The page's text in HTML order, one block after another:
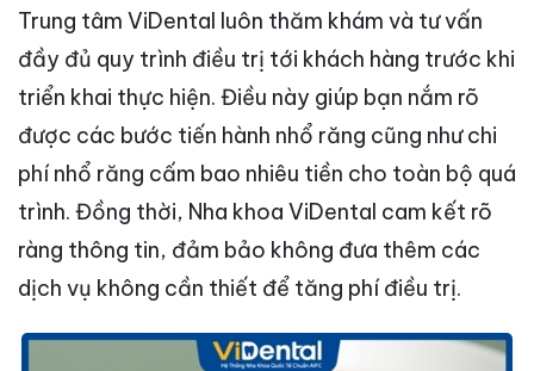
Trung tâm ViDental luôn thăm khám và tư vấn
đầy đủ quy trình điều trị tới khách hàng trước khi
triển khai thực hiện. Điều này giúp bạn nắm rõ
được các bước tiến hành nhổ răng cũng như chi
phí nhổ răng cấm bao nhiêu tiền cho toàn bộ quá
trình. Đồng thời, Nha khoa ViDental cam kết rõ
ràng thông tin, đảm bảo không đưa thêm các
dịch vụ không cần thiết để tăng phí điều trị.